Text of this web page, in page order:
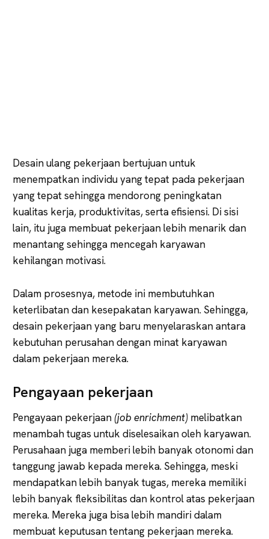
Desain ulang pekerjaan bertujuan untuk
menempatkan individu yang tepat pada pekerjaan
yang tepat sehingga mendorong peningkatan
kualitas kerja, produktivitas, serta efisiensi. Di sisi
lain, itu juga membuat pekerjaan lebih menarik dan
menantang sehingga mencegah karyawan
kehilangan motivasi.
Dalam prosesnya, metode ini membutuhkan
keterlibatan dan kesepakatan karyawan. Sehingga,
desain pekerjaan yang baru menyelaraskan antara
kebutuhan perusahan dengan minat karyawan
dalam pekerjaan mereka.
Pengayaan pekerjaan
Pengayaan pekerjaan (job enrichment) melibatkan
menambah tugas untuk diselesaikan oleh karyawan.
Perusahaan juga memberi lebih banyak otonomi dan
tanggung jawab kepada mereka. Sehingga, meski
mendapatkan lebih banyak tugas, mereka memiliki
lebih banyak fleksibilitas dan kontrol atas pekerjaan
mereka. Mereka juga bisa lebih mandiri dalam
membuat keputusan tentang pekerjaan mereka.